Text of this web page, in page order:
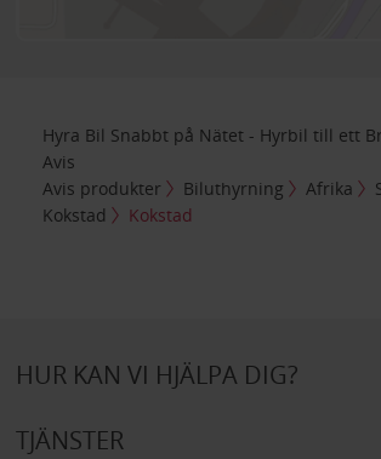
Hyra Bil Snabbt på Nätet - Hyrbil till ett
Avis
Avis produkter
Biluthyrning Afrika
Kokstad
Kokstad
HUR KAN VI HJÄLPA DIG?
TJÄNSTER